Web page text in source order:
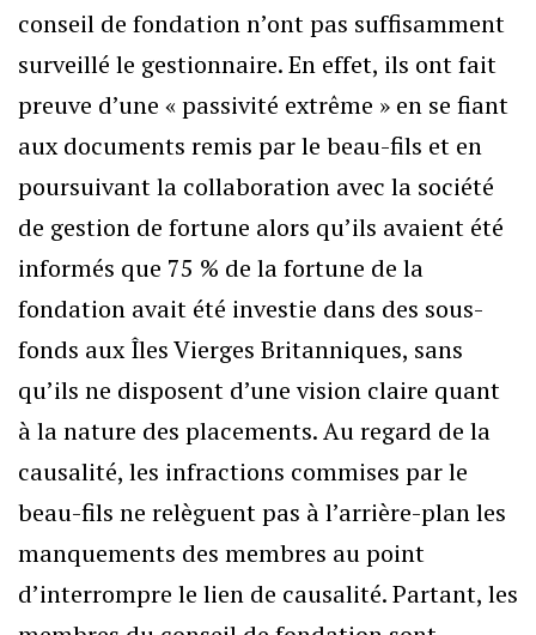
conseil de fondation n’ont pas suffisamment
surveillé le gestionnaire. En effet, ils ont fait
preuve d’une « passivité extrême » en se fiant
aux documents remis par le beau-fils et en
poursuivant la collaboration avec la société
de gestion de fortune alors qu’ils avaient été
informés que 75 % de la fortune de la
fondation avait été investie dans des sous-
fonds aux Îles Vierges Britanniques, sans
qu’ils ne disposent d’une vision claire quant
à la nature des placements. Au regard de la
causalité, les infractions commises par le
beau-fils ne relèguent pas à l’arrière-plan les
manquements des membres au point
d’interrompre le lien de causalité. Partant, les